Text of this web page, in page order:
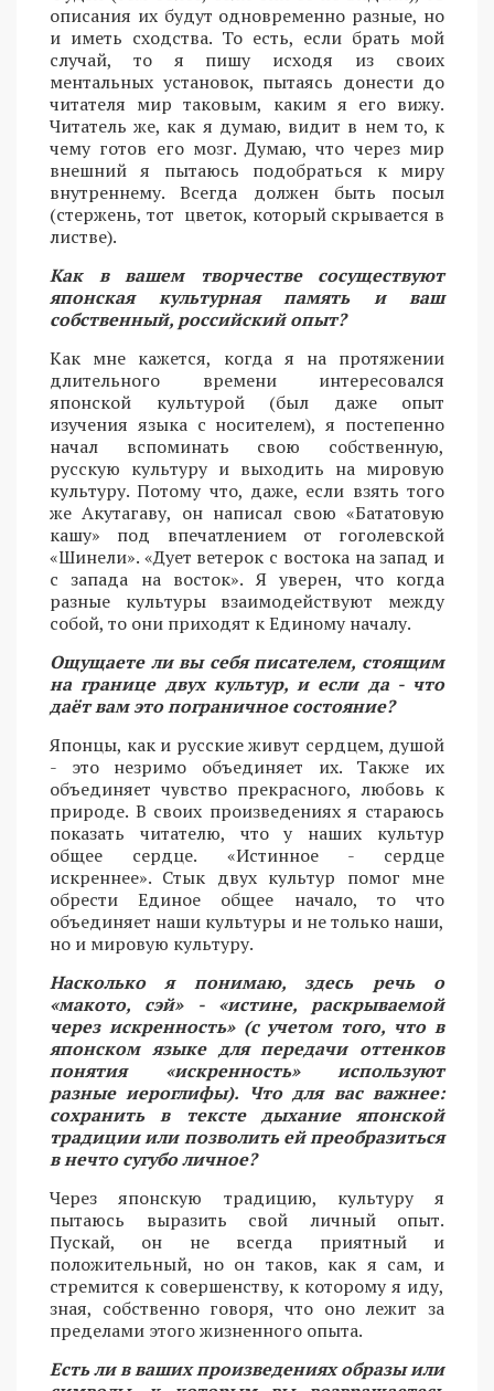
описания их будут одновременно разные, но
и иметь сходства. То есть, если брать мой
случай, то я пишу исходя из своих
ментальных установок, пытаясь донести до
читателя мир таковым, каким я его вижу.
Читатель же, как я думаю, видит в нем то, к
чему готов его мозг. Думаю, что через мир
внешний я пытаюсь подобраться к миру
внутреннему. Всегда должен быть посыл
(стержень, тот цветок, который скрывается в
листве).
Как в вашем творчестве сосуществуют
японская культурная память и ваш
собственный, российский опыт?
Как мне кажется, когда я на протяжении
длительного времени интересовался
японской культурой (был даже опыт
изучения языка с носителем), я постепенно
начал вспоминать свою собственную,
русскую культуру и выходить на мировую
культуру. Потому что, даже, если взять того
же Акутагаву, он написал свою «Бататовую
кашу» под впечатлением от гоголевской
«Шинели». «Дует ветерок с востока на запад и
с запада на восток». Я уверен, что когда
разные культуры взаимодействуют между
собой, то они приходят к Единому началу.
Ощущаете ли вы себя писателем, стоящим
на границе двух культур, и если да - что
даёт вам это пограничное состояние?
Японцы, как и русские живут сердцем, душой
- это незримо объединяет их. Также их
объединяет чувство прекрасного, любовь к
природе. В своих произведениях я стараюсь
показать читателю, что у наших культур
общее сердце. «Истинное - сердце
искреннее». Стык двух культур помог мне
обрести Единое общее начало, то что
объединяет наши культуры и не только наши,
но и мировую культуру.
Насколько я понимаю, здесь речь о
«макото, сэй» - «истине, раскрываемой
через искренность» (с учетом того, что в
японском языке для передачи оттенков
понятия «искренность» используют
разные иероглифы). Что для вас важнее:
сохранить в тексте дыхание японской
традиции или позволить ей преобразиться
в нечто сугубо личное?
Через японскую традицию, культуру я
пытаюсь выразить свой личный опыт.
Пускай, он не всегда приятный и
положительный, но он таков, как я сам, и
стремится к совершенству, к которому я иду,
зная, собственно говоря, что оно лежит за
пределами этого жизненного опыта.
Есть ли в ваших произведениях образы или